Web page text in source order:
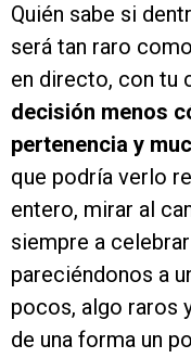
Quién sabe si
será tan raro
en directo, con tu
decisión menos
pertenencia y
que podría verlo
entero, mirar al
siempre a
pareciéndonos a
pocos, algo raros
de una forma un